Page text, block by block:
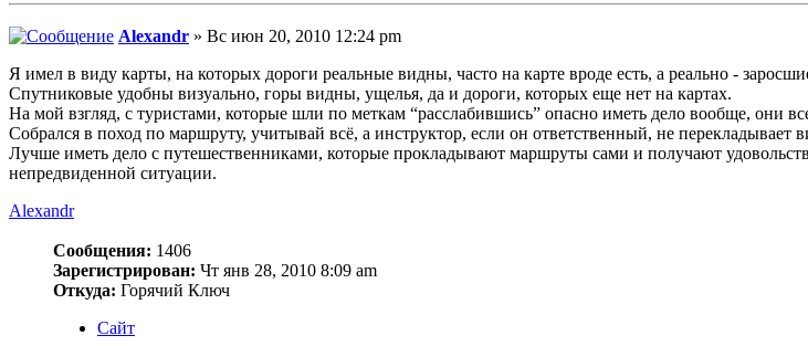
Alexandr » Вс июн 20, 2010 12:24 pm
Я имел в виду карты, на которых дороги реальные видны, часто на карте вроде есть, а реально -
Спутниковые удобны визуально, горы видны, ущелья, да и дороги, которых еще нет на картах.
На мой взгляд, с туристами, которые шли по меткам “расслабившись” опасно иметь дело вообще, они
Собрался в поход по маршруту, учитывай всё, а инструктор, если он ответственный, не перекладывает
Лучше иметь дело с путешественниками, которые прокладывают маршруты сами и получают
непредвиденной ситуации.
Alexandr
Сообщения: 1406
Зарегистрирован: Чт янв 28, 2010 8:09 am
Откуда: Горячий Ключ
Сайт